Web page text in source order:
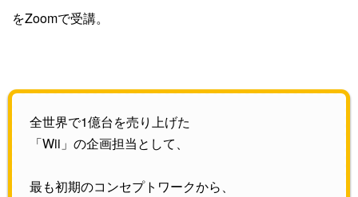
をZoomで受講。
全世界で1億台を売り上げた
「Wii」の企画担当として、
最も初期のコンセプトワークから、